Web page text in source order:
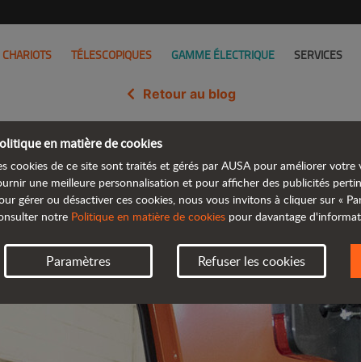
CHARIOTS TÉLESCOPIQUES GAMME ÉLECTRIQUE SERVICES
Retour au blog
de formation pour
en matière de cookies
cookies de ce site sont traités et gérés par AUSA pour améliorer
une meilleure personnalisation et pour afficher des publicités
gérer ou désactiver ces cookies, nous vous invitons à cliquer sur «
notre Politique en matière de cookies pour davantage
Paramètres Refuser les cookies